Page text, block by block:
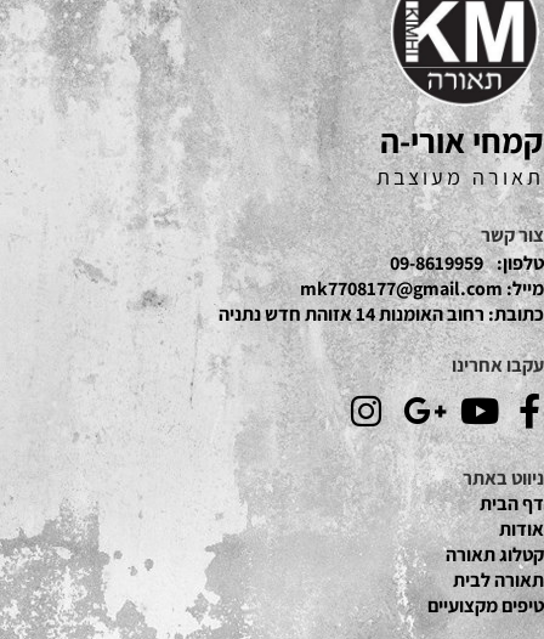
קמחי אורי-ה
תאורה מעוצבת
צור קשר
טלפון: 09-8619959
מייל:mk7708177@gmail.com
כתובת: רחוב האומנות 14 אזוהת חדש נתניה
עקבו אחרינו
ניווט באתר
דף הבית
אודות
קטלוג תאורה
תאורה לבית
טיפים מקצועיים